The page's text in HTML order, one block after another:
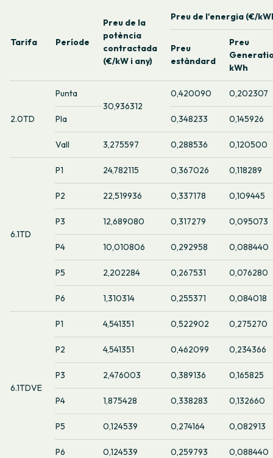
Tarifa Període
Preu de la
potència
contractada
(€/kW i any)
Preu de l'energia (€/
Preu
estàndard
Preu
kWh
2.0TD
Punta
30,936312
0,420090 0,202307
Pla 0,348233 0,145926
Vall 3,275597 0,288536 0,120500
6.1TD
P1 24,782115 0,367026 0,118289
P2 22,519936 0,337178 0,109445
P3 12,689080 0,317279 0,095073
P4 10,010806 0,292958 0,088440
P5 2,202284 0,267531 0,076280
P6 1,310314 0,255371 0,084018
6.1TDVE
P1 4,541351 0,522902 0,275270
P2 4,541351 0,462099 0,234366
P3 2,476003 0,389136 0,165825
P4 1,875428 0,338283 0,132660
P5 0,124539 0,274164 0,082913
P6 0,124539 0,259793 0,088440